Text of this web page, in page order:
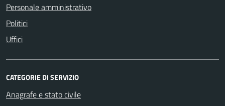
Personale amministrativo
Politici
Uffici
CATEGORIE DI SERVIZIO
Anagrafe e stato civile